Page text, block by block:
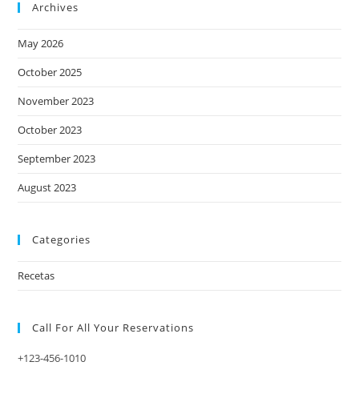
Archives
May 2026
October 2025
November 2023
October 2023
September 2023
August 2023
Categories
Recetas
Call For All Your​ Reservations
+123-456-1010